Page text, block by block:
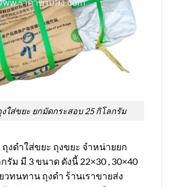
ใส่ขยะ ยกมัดกระสอบ 25 กิโลกรัม
งดำใส่ขยะ ถุงขยะ จำหน่ายยก
รัม มี 3 ขนาด ดังนี้ 22×30 , 30×40
วทนทาน ถุงดำ ร้านเราขายส่ง